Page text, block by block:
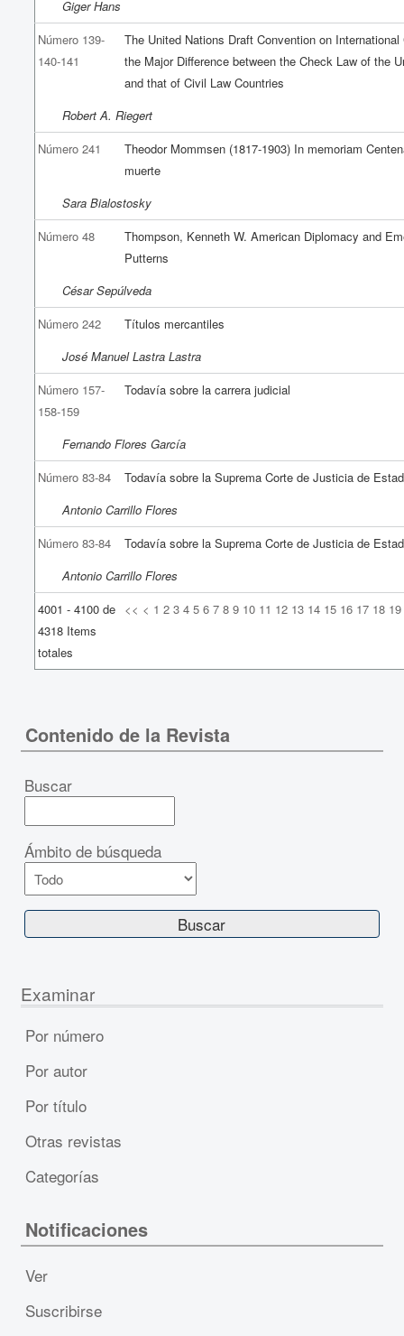
Giger Hans
Número 139-
140-141
The United Nations Draft Convention on
the Major Difference between the Check Law of the
and that of Civil Law Countries
Robert A. Riegert
Número 241
Theodor Mommsen (1817-1903) In memoriam
muerte
Sara Bialostosky
Número 48
Thompson, Kenneth W. American Diplomacy and
Putterns
César Sepúlveda
Número 242
Títulos mercantiles
José Manuel Lastra Lastra
Número 157-
158-159
Todavía sobre la carrera judicial
Fernando Flores García
Número 83-84
Todavía sobre la Suprema Corte de Justicia de
Antonio Carrillo Flores
Número 83-84
Todavía sobre la Suprema Corte de Justicia de
Antonio Carrillo Flores
4001 - 4100 de
4318 Items
totales
<< < 1 2 3 4 5 6 7 8 9 10 11 12 13 14 15 16 17 18 19
Contenido de la Revista
Buscar
Ámbito de búsqueda
Examinar
Por número
Por autor
Por título
Otras revistas
Categorías
Notificaciones
Ver
Suscribirse